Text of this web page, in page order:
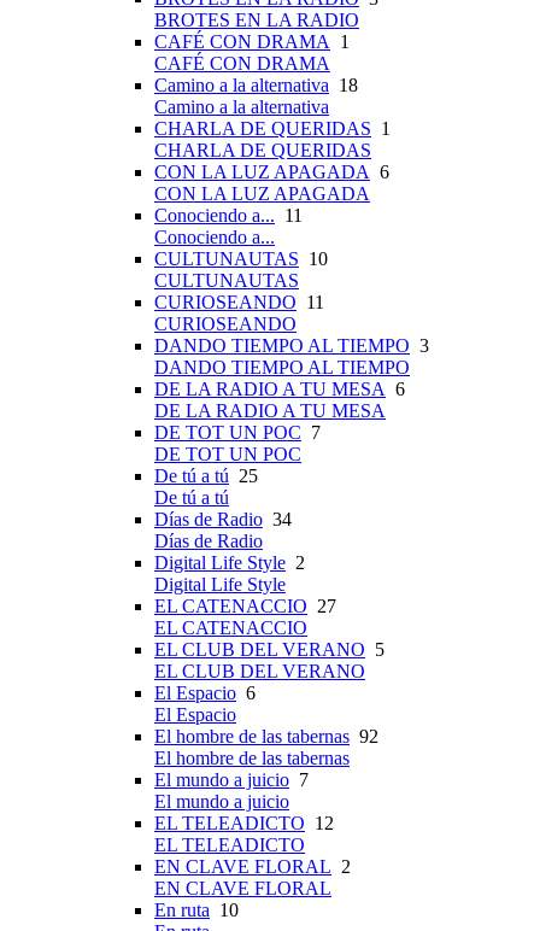
BROTES EN LA RADIO
CAFÉ CON DRAMA
1
CAFÉ CON DRAMA
Camino a la alternativa 18
Camino a la alternativa
CHARLA DE QUERIDAS 1
CHARLA DE QUERIDAS
CON LA LUZ APAGADA 6
CON LA LUZ APAGADA
Conociendo a... 11
Conociendo a...
CULTUNAUTAS 10
CULTUNAUTAS
CURIOSEANDO 11
CURIOSEANDO
DANDO TIEMPO AL TIEMPO 3
DANDO TIEMPO AL TIEMPO
DE LA RADIO A TU MESA 6
DE LA RADIO A TU MESA
DE TOT UN POC 7
DE TOT UN POC
De tú a tú 25
De tú a tú
Días de Radio 34
Días de Radio
Digital Life Style 2
Digital Life Style
EL CATENACCIO 27
EL CATENACCIO
EL CLUB DEL VERANO 5
EL CLUB DEL VERANO
El Espacio 6
El Espacio
El hombre de las tabernas 92
El hombre de las tabernas
El mundo a juicio 7
El mundo a juicio
EL TELEADICTO 12
EL TELEADICTO
EN CLAVE FLORAL 2
EN CLAVE FLORAL
En ruta 10